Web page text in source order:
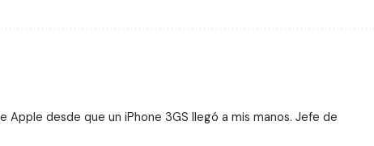
desde que un iPhone 3GS llegó a mis manos. Jefe de